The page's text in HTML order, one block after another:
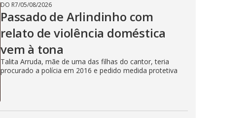
DO R7/05/08/2026
Passado de Arlindinho com
relato de violência doméstica
vem à tona
Talita Arruda, mãe de uma das filhas do cantor, teria
procurado a polícia em 2016 e pedido medida protetiva